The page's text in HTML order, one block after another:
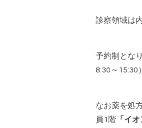
診察領域は
予約制とな
8:30～15:30
なお薬を処
員1階 「イ